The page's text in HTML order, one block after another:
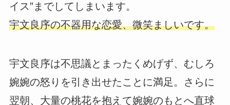
イス”までしてしまいます。
宇文良序の不器用な恋愛、微笑ましいです。
宇文良序は不思議とまったくめげず、むしろ
婉婉の怒りを引き出せたことに満足。さらに
翌朝、大量の桃花を抱えて婉婉のもとへ直球